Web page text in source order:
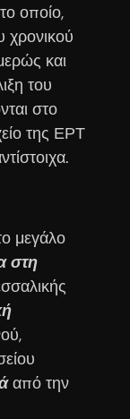
οποίο,
χρονικού
και
του
στο
της ΕΡΤ
μεγάλο
στη
από την